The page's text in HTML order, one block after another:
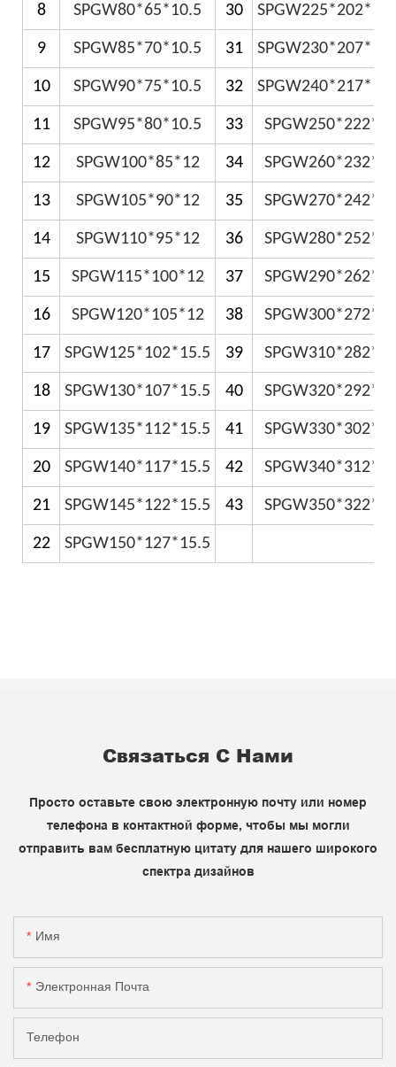
8 SPGW80*65*10.5 30
9 SPGW85*70*10.5 31
10 SPGW90*75*10.5 32
11 SPGW95*80*10.5 33 SPGW250*222*17
12 SPGW100*85*12 34 SPGW260*232*17
13 SPGW105*90*12 35 SPGW270*242*17
14 SPGW110*95*12 36 SPGW280*252*17
15 SPGW115*100*12 37 SPGW290*262*17
16 SPGW120*105*12 38 SPGW300*272*17
17 SPGW125*102*15.5 39 SPGW310*282*17
18 SPGW130*107*15.5 40 SPGW320*292*17
19 SPGW135*112*15.5 41 SPGW330*302*17
20 SPGW140*117*15.5 42 SPGW340*312*17
21 SPGW145*122*15.5 43 SPGW350*322*17
22 SPGW150*127*15.5
Связаться С Нами
Просто оставьте свою электронную почту или номер
телефона в контактной форме, чтобы мы могли
отправить вам бесплатную цитату для нашего широкого
спектра дизайнов
Имя
Электронная Почта
Телефон